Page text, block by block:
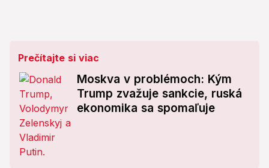
Prečítajte si viac
Moskva v problémoch: Kým
Trump zvažuje sankcie, ruská
ekonomika sa spomaľuje